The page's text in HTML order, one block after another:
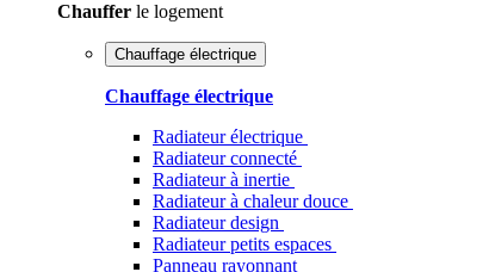
Chauffer le logement
Chauffage électrique
Chauffage électrique
Radiateur électrique
Radiateur connecté
Radiateur à inertie
Radiateur à chaleur douce
Radiateur design
Radiateur petits espaces
Panneau rayonnant